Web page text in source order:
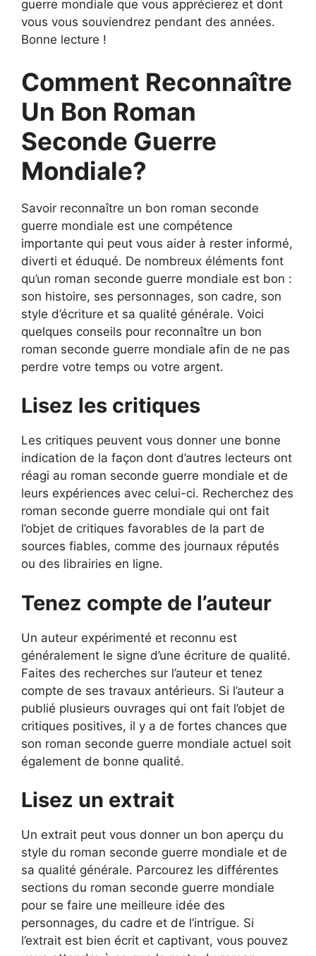
guerre mondiale que vous apprécierez et dont
vous vous souviendrez pendant des années.
Bonne lecture !
Comment Reconnaître
Un Bon Roman
Seconde Guerre
Mondiale?
Savoir reconnaître un bon roman seconde
guerre mondiale est une compétence
importante qui peut vous aider à rester informé,
diverti et éduqué. De nombreux éléments font
qu’un roman seconde guerre mondiale est bon :
son histoire, ses personnages, son cadre, son
style d’écriture et sa qualité générale. Voici
quelques conseils pour reconnaître un bon
roman seconde guerre mondiale afin de ne pas
perdre votre temps ou votre argent.
Lisez les critiques
Les critiques peuvent vous donner une bonne
indication de la façon dont d’autres lecteurs ont
réagi au roman seconde guerre mondiale et de
leurs expériences avec celui-ci. Recherchez des
roman seconde guerre mondiale qui ont fait
l’objet de critiques favorables de la part de
sources fiables, comme des journaux réputés
ou des librairies en ligne.
Tenez compte de l’auteur
Un auteur expérimenté et reconnu est
généralement le signe d’une écriture de qualité.
Faites des recherches sur l’auteur et tenez
compte de ses travaux antérieurs. Si l’auteur a
publié plusieurs ouvrages qui ont fait l’objet de
critiques positives, il y a de fortes chances que
son roman seconde guerre mondiale actuel soit
également de bonne qualité.
Lisez un extrait
Un extrait peut vous donner un bon aperçu du
style du roman seconde guerre mondiale et de
sa qualité générale. Parcourez les différentes
sections du roman seconde guerre mondiale
pour se faire une meilleure idée des
personnages, du cadre et de l’intrigue. Si
l’extrait est bien écrit et captivant, vous pouvez